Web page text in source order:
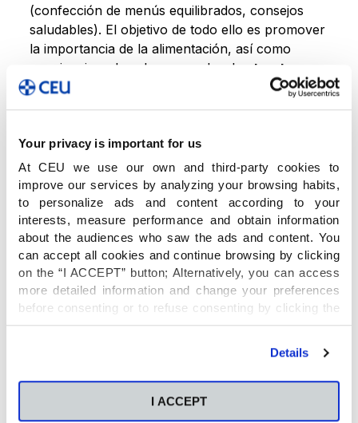
Your privacy is important for us
At CEU we use our own and third-party cookies to
improve our services by analyzing your browsing habits,
to personalize ads and content according to your
interests, measure performance and obtain information
about the audiences who saw the ads and content. You
can accept all cookies and continue browsing by clicking
on the “I ACCEPT” button; Alternatively, you can access
more detailed information and change your preferences
before consenting or to refuse consenting by clicking the
"Personalize" button. For more information you can visit
Details
I ACCEPT
(confección de menús equilibrados, consejos
saludables). El objetivo de todo ello es promover
la importancia de la alimentación, así como
concienciar a los alumnos sobre los
trastornos
alimentarios.
Desde elcolegio CEU Jesús María
saludable dieta mediterránea.La idea es
aportar de forma equilibrada y variada una serie
de alimentos base como son: cereales, frutas,
verduras, legumbres, carne, pescado, especias,
productos lácteos y huevos, entre otros. Con la
dieta mediterránea logramos que rindan más y se
sientan mejor, y no solo durante la jornada
escolar.
Un plan de menús exclusivo para el centro